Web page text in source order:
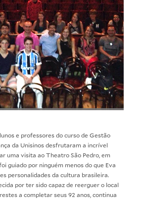
e professores do curso de Gestão
da Unisinos desfrutaram a incrível
uma visita ao Theatro São Pedro, em
guiado por ninguém menos do que Eva
personalidades da cultura brasileira.
por ter sido capaz de reerguer o local
a completar seus 92 anos, continua